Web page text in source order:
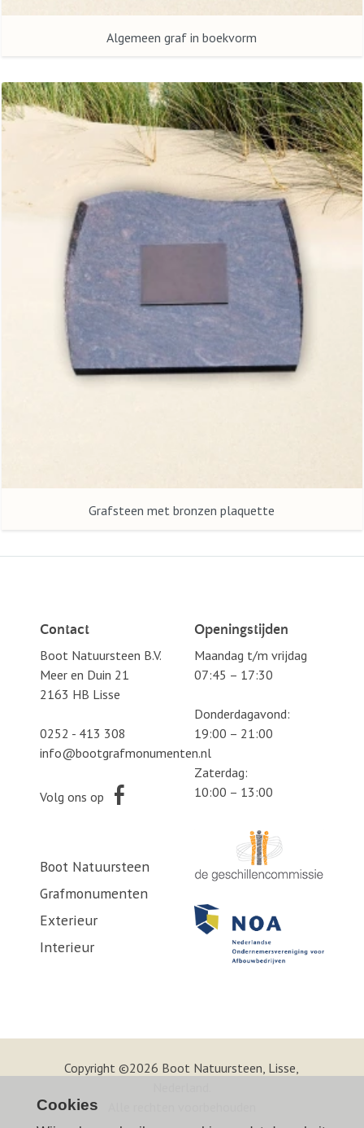
Algemeen graf in boekvorm
Grafsteen met bronzen plaquette
Contact
Boot Natuursteen B.V.
Meer en Duin 21
2163 HB Lisse
0252 - 413 308
info@bootgrafmonumenten.nl
Volg ons op
Openingstijden
Maandag t/m vrijdag
07:45 – 17:30
Donderdagavond:
19:00 – 21:00
Zaterdag:
10:00 – 13:00
Boot Natuursteen
Grafmonumenten
Exterieur
Interieur
Copyright ©2026 Boot Natuursteen, Lisse,
Cookies